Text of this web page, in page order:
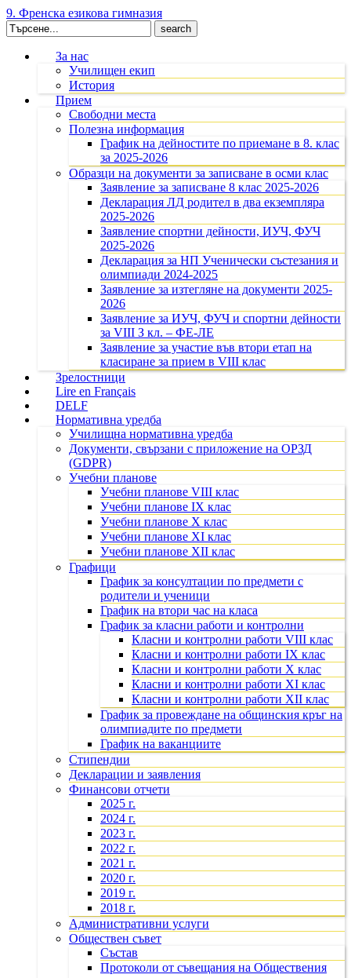
9. Френска езикова гимназия
Search
for:
За нас
Училищен екип
История
Прием
Свободни места
Полезна информация
График на дейностите по приемане в 8. клас
за 2025-2026
Образци на документи за записване в осми клас
Заявление за записване 8 клас 2025-2026
Декларация ЛД родител в два екземпляра
2025-2026
Заявление спортни дейности, ИУЧ, ФУЧ
2025-2026
Декларация за НП Ученически състезания и
олимпиади 2024-2025
Заявление за изтегляне на документи 2025-
2026
Заявление за ИУЧ, ФУЧ и спортни дейности
за VIII З кл. – ФЕ-ЛЕ
Заявление за участие във втори етап на
класиране за прием в VIII клас
Зрелостници
Lire en Français
DELF
Нормативна уредба
Училищна нормативна уредба
Документи, свързани с приложение на ОРЗД
(GDPR)
Учебни планове
Учебни планове VIII клас
Учебни планове IX клас
Учебни планове X клас
Учебни планове XI клас
Учебни планове XII клас
Графици
График за консултации по предмети с
родители и ученици
График на втори час на класа
График за класни работи и контролни
Класни и контролни работи VIII клас
Класни и контролни работи IX клас
Класни и контролни работи X клас
Класни и контролни работи XI клас
Класни и контролни работи XII клас
График за провеждане на общинския кръг на
олимпиадите по предмети
График на ваканциите
Стипендии
Декларации и заявления
Финансови отчети
2025 г.
2024 г.
2023 г.
2022 г.
2021 г.
2020 г.
2019 г.
2018 г.
Административни услуги
Обществен съвет
Състав
Протоколи от съвещания на Обществения